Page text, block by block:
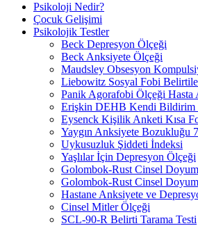
Psikoloji Nedir?
Çocuk Gelişimi
Psikolojik Testler
Beck Depresyon Ölçeği
Beck Anksiyete Ölçeği
Maudsley Obsesyon
Liebowitz Sosyal Fobi
Panik Agorafobi Ölçeği Hasta
Erişkin DEHB Kendi Bildirim
Eysenck Kişilik Anketi Kısa
Yaygın Anksiyete Bozukluğu
Uykusuzluk Şiddeti İndeksi
Yaşlılar İçin Depresyon Ölçeği
Golombok-Rust Cinsel
Golombok-Rust Cinsel
Hastane Anksiyete ve
Cinsel Mitler Ölçeği
SCL-90-R Belirti Tarama Testi